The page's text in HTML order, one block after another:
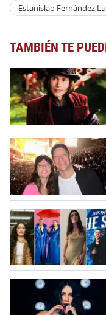
Estanislao Fernández
TAMBIÉN TE